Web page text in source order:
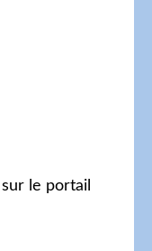
sur le portail